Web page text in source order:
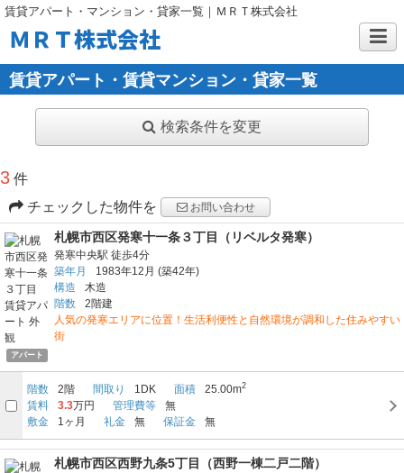
賃貸アパート・マンション・貸家一覧｜ＭＲＴ株式会社
ＭＲＴ株式会社
賃貸アパート・賃貸マンション・貸家一覧
検索条件を変更
3 件
チェックした物件を
お問い合わせ
アパート
札幌市西区発寒十一条３丁目（リベルタ発寒）
発寒中央駅 徒歩4分
築年月
1983年12月 (築42年)
構造
木造
階数
2階建
人気の発寒エリアに位置！生活利便性と自然環境が調和した住みやすい
街
階数 2階 間取り 1DK 面積 25.00m2
賃料 3.3万円 管理費等
無
敷金
1ヶ月 礼金 無 保証金 無
札幌市西区西野九条5丁目（西野一棟二戸二階）